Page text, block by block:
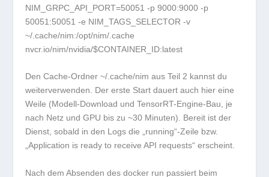
NIM_GRPC_API_PORT=50051 -p 9000:9000 -p
50051:50051 -e NIM_TAGS_SELECTOR -v
~/.cache/nim:/opt/nim/.cache
nvcr.io/nim/nvidia/$CONTAINER_ID:latest
Den Cache-Ordner~/.cache/nim aus Teil 2 kannst du
weiterverwenden. Der erste Start dauert auch hier eine
Weile (Modell-Download und TensorRT-Engine-Bau, je
nach Netz und GPU bis zu ~30 Minuten). Bereit ist der
Dienst, sobald in den Logs die „running“-Zeile bzw.
„Application is ready to receive API requests“ erscheint.
Nach dem Absenden des docker run passiert beim